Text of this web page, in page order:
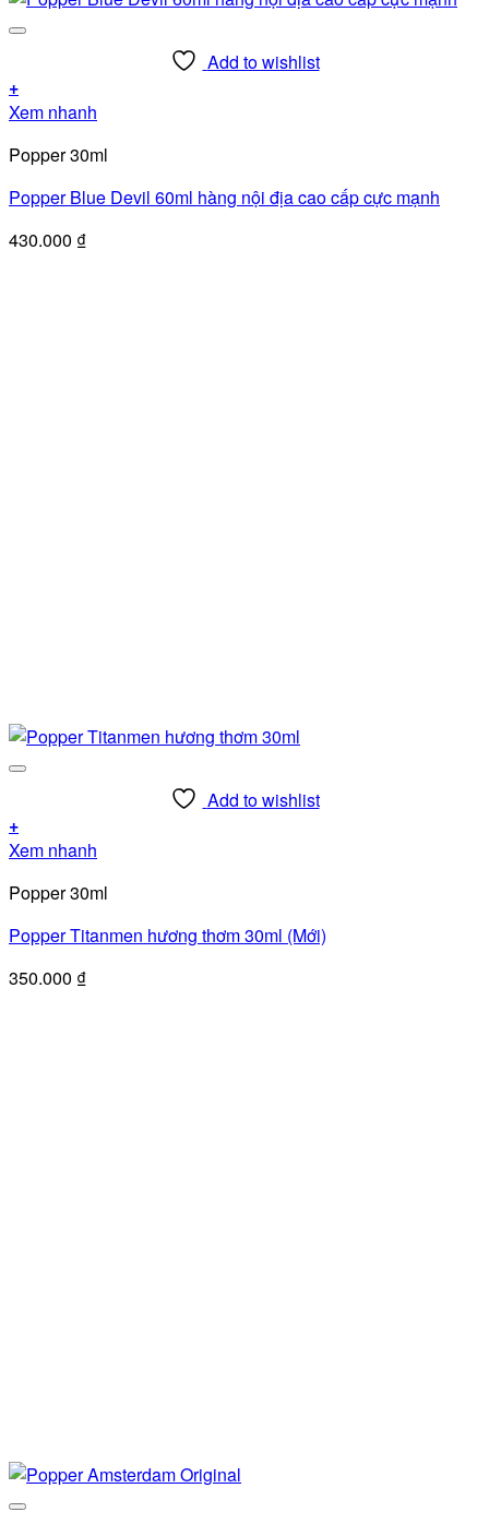
Add to wishlist
+
Xem nhanh
Popper 30ml
Popper Blue Devil 60ml hàng nội địa cao cấp cực mạnh
430.000 ₫
Add to wishlist
+
Xem nhanh
Popper 30ml
Popper Titanmen hương thơm 30ml (Mới)
350.000 ₫